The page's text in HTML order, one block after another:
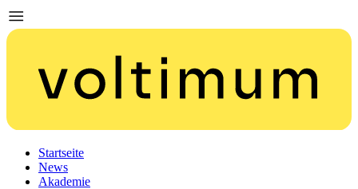
Startseite
News
Akademie